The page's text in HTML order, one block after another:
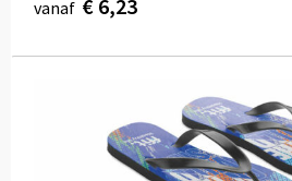
vanaf € 6,23